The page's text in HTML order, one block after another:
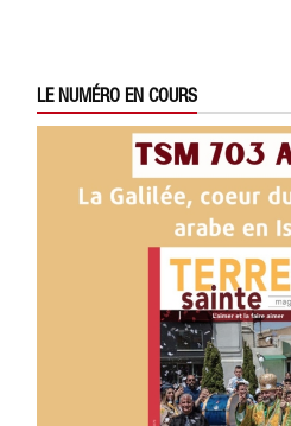
LE NUMÉRO EN COURS